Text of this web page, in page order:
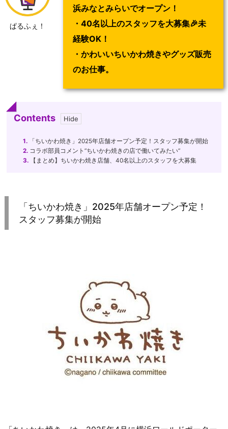
ぱるふぇ！
浜みなとみらいでオープン！
・40名以上のスタッフを大募集🎉未
経験OK！
・かわいいちいかわ焼きやグッズ販売
のお仕事。
Contents
1. 「ちいかわ焼き」2025年店舗オープン予定！スタッフ募集が開始
2. コラボ部員コメント”ちいかわ焼きの店で働いてみたい”
3. 【まとめ】ちいかわ焼き店舗、40名以上のスタッフを大募集
「ちいかわ焼き」2025年店舗オープン予定！
スタッフ募集が開始